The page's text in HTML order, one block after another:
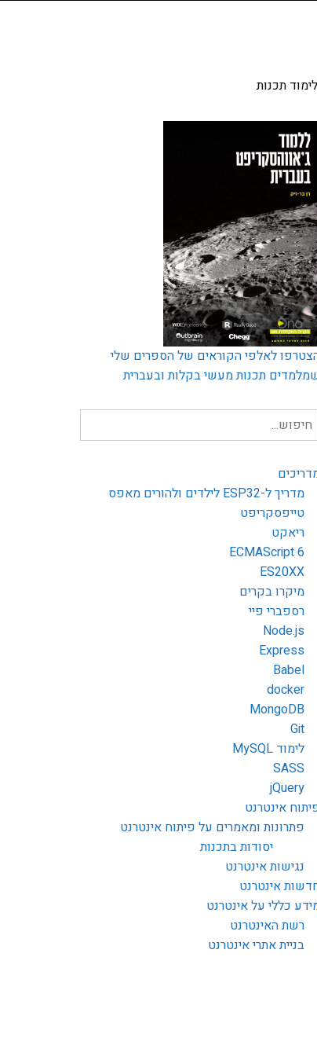
תכנות
לאלפי הקוראים של הספרים שלי
תכנות מעשי בקלות ובעברית
חיפוש
מדריך ל-ESP32 לילדים ולהורים מאפס
טייפסקריפט
ריאקט
ECMAScript 6
ES20XX
מיקרו בקרים
רספברי פיי
Node.js
Express
Babel
docker
MongoDB
Git
לימוד MySQL
SASS
jQuery
אינטרנט
פתרונות ומאמרים על פיתוח אינטרנט
יסודות בתכנות
נגישות אינטרנט
אינטרנט
כללי על אינטרנט
רשת האינטרנט
בניית אתרי אינטרנט